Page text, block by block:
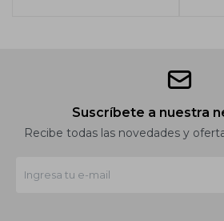
Suscríbete a nuestra
Recibe todas las novedades y